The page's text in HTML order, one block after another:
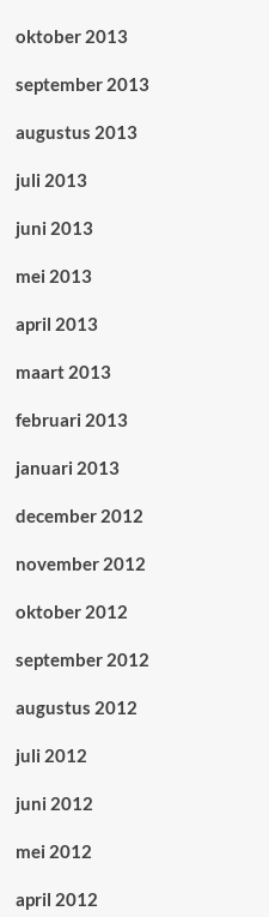
oktober 2013
september 2013
augustus 2013
juli 2013
juni 2013
mei 2013
april 2013
maart 2013
februari 2013
januari 2013
december 2012
november 2012
oktober 2012
september 2012
augustus 2012
juli 2012
juni 2012
mei 2012
april 2012